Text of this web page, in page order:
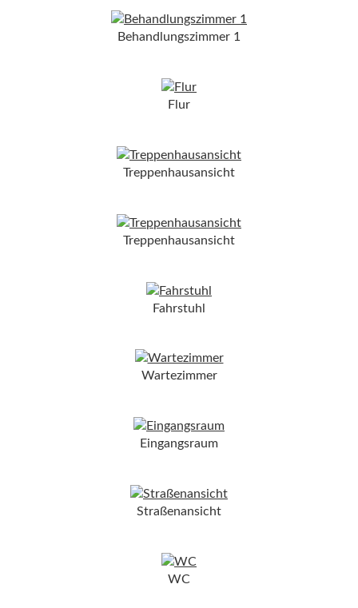
Behandlungszimmer 1
Flur
Treppenhausansicht
Treppenhausansicht
Fahrstuhl
Wartezimmer
Eingangsraum
Straßenansicht
WC